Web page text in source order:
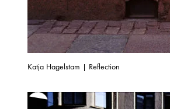
Katja Hagelstam | Reflection